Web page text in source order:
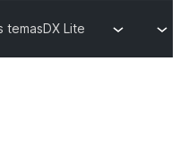
temasDX Lite